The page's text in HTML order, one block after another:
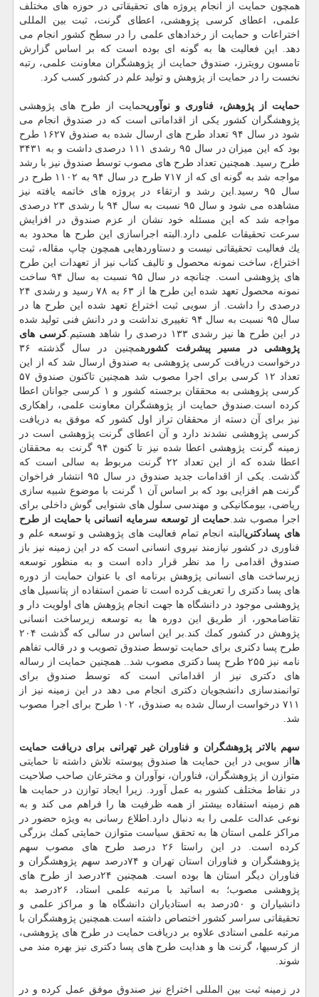
همچون حمایت از انجام پروژه های تحقیقاتی در حوزه های مختلف
علمی، اعطای كرسی پژوهشی، اعطای گرنت، ثبت بین المللی
اختراعات و حمایت از رخدادهای علمی را در سطح كشور انجام می
دهد. این فعالیت ها به گونه ای بوده است كه بر اساس گزارش
تامسون رویترز، صندوق حمایت از پژوهشگران معاونت علمی، رتبه
نخست را در حمایت از پژوهش و تولید علم در كشور كسب كرد.
حمایت از پژوهش، فناوری و نوآوریحمایت از طرح های پژوهشی
پژوهشگران كشور یكی از اقداماتی است كه در صندوق انجام می
شود در سال ۹۴ تعداد طرح های ارسال شده به صندوق ۱۶۲۷ طرح
بود كه این میزان در سال ۹۵ رشدی ۱۱۱ درصدی داشت و به ۳۴۳۱
طرح رسید. همچنین تعداد طرح های مصوب توسط صندوق نیز با رشد
مواجه شد به گونه ای كه از ۷۱۷ طرح در سال ۹۴ به ۱۱۰۲ طرح در
سال ۹۵ رسید.این رشد و ارتقاء در پروژه های خاتمه یافته نیز
مشاهده می شود و سال ۹۵ نسبت به سال ۹۴ با رشدی ۲۳ درصدی
مواجه شد كه این مسئله خود نشان از عزم صندوق در افزایش
سرعت تحقیقات علمی دارد.البته اجراسازی این طرح ها محدود به
یك فعالیت تحقیقاتی نیست و دستاوردهایی همچون چاپ مقاله، ثبت
اختراع، ساخت نمونه محصول و تالیف كتاب نیز از تعهدات این طرح
های پژوهشی است. چنانچه در سال ۹۵ نسبت به سال ۹۴ ساخت
نمونه محصول تعهد شده این طرح ها از ۶۳ به ۷۸ رسید و رشدی ۲۴
درصدی را داشت. از سویی ثبت اختراع تعهد شده این طرح ها در
سال ۹۵ نسبت به سال ۹۴ تغییری نداشت و در دانش فنی تولید شده
در این طرح ها نیز رشدی ۱۳۳ درصدی را شاهد هستیم.
كرسی های
پژوهشی در مسیر پیشرفت كشور
همچنین در سال گذشته ۳۶
درخواست دریافت كرسی پژوهشی به صندوق ارسال شد كه از این
تعداد ۱۲ كرسی برای اجرا مصوب شد همچنین تاكنون صندوق ۵۷
كرسی پژوهشی به محققان برجسته كشور و ۱ كرسی جوانان اعطا
كرده است.صندوق حمایت از پژوهشگران معاونت علمی، راهكاری
نیز برای آن دسته از محققان تراز اول كشور كه موفق به دریافت
كرسی پژوهشی نشدند دارد و آن اعطای گرنت پژوهشی است در
زمینه گرنت پژوهشی اعطا شده نیز تا كنون ۹۴ گرنت به محققان
اعطا شده كه از این تعداد ۲۲ گرنت مربوط به سالی است كه
گذشت. یكی از اقدامات جدید صندوق در سال ۹۵ انتشار فراخوان
گرنت هم افزایی بود كه بر اساس آن ۱ گرنت با موضوع شبیه سازی
ریاضی، بیومكانیكی و مهندسی سلول های شنوایی گوش داخلی برای
اجرا مصوب شد.حمایت از توسعه سرمایه انسانی با حمایت از طرح
های پسادكتریالبته انجام تمام فعالیت های پژوهشی و توسعه علم و
فناوری در كشور نیازمند نیروی انسانی است كه در این زمینه نیز باز
صندوق اقدامی را مد نظر قرار داده است و به منظور توسعه
زیرساخت های انسانی پژوهش برنامه ای با عنوان حمایت از دوره
های پسا دكتری را تعریف كرده است تا ضمن استفاده از پتانسیل های
پژوهشی موجود در دانشگاه ها جهت انجام پژوهش های اولویت دار و
تقاضامحور، از طریق این دوره ها به توسعه زیرساخت انسانی
پژوهش در كشور كمك كند.بر این اساس در سالی كه گذشت ۲۰۴
طرح پسا دكتری برای حمایت توسط صندوق تصویب و در قالب تفاهم
نامه نیز ۲۵۵ طرح پسا دكتری مصوب شد.. همچنین حمایت از رساله
های دكتری نیز از اقداماتی است كه توسط صندوق برای
توانمندسازی دانشجویان دكتری انجام می دهد در این زمینه نیز از
۷۱۱ درخواست ارسال شده به صندوق، ۱۰۲ طرح برای اجرا مصوب
شد.
سهم بالاتر پژوهشگران و فناوران غیر تهرانی برای دریافت حمایت
ها از سویی در این حمایت ها صندوق پیوسته تلاش داشته تا حمایتی
متوازن از پژوهشگران، فناوران، نوآوران و مخترعان صاحب صلاحیت
در نقاط مختلف كشور به عمل آورد. زیرا ایجاد توازن در حمایت ها
هم زمینه استفاده بیشتر از همه ظرفیت ها را فراهم می كند و به
نوعی عدالت علمی را به دنبال دارد.اطلاع رسانی به ویژه حضور در
مراكز علمی استان ها به تحقق سیاست متوازن حمایتی كمك بزرگی
كرده است. در این راستا ۲۶ درصد طرح های مصوب سهم
پژوهشگران و فناوران استان تهران و ۷۴درصد سهم پژوهشگران و
فناوران دیگر استان ها بوده است. همچنین ۲۴درصد از طرح های
پژوهشی مصوب؛ به اساتید با مرتبه علمی استاد، ۲۶درصد به
دانشیاران و ۵۰درصد به استادیاران دانشگاه ها و مراكز علمی و
تحقیقاتی سراسر كشور اختصاص داشته است.همچنین پژوهشگران با
مرتبه علمی استادی علاوه بر دریافت حمایت در طرح های پژوهشی،
از كرسیها، گرنت ها و هدایت طرح های پسا دكتری نیز بهره مند می
شوند.
در زمینه ثبت بین المللی اختراع نیز صندوق موفق عمل كرده و در